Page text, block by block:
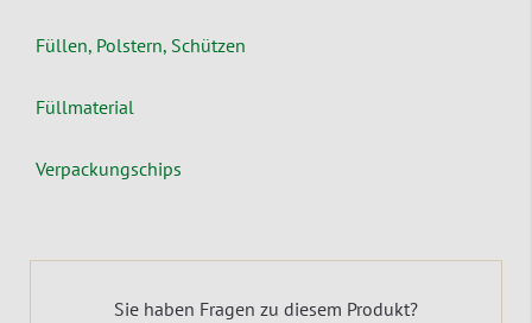
Füllen, Polstern, Schützen
Füllmaterial
Verpackungschips
Sie haben Fragen zu diesem Produkt?